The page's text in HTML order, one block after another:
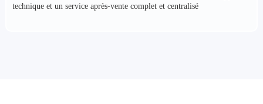
technique et un service après-vente complet et centralisé